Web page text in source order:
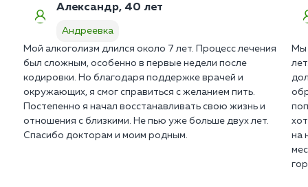
Александр, 40 лет
Андреевка
Мой алкоголизм длился около 7 лет. Процесс лечения
был сложным, особенно в первые недели после
кодировки. Но благодаря поддержке врачей и
окружающих, я смог справиться с желанием пить.
Постепенно я начал восстанавливать свою жизнь и
отношения с близкими. Не пью уже больше двух лет.
Спасибо докторам и моим родным.
Мы
на